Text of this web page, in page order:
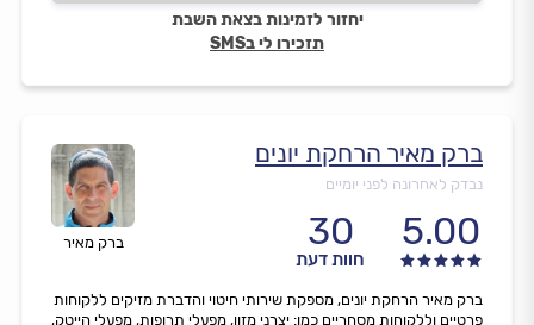
יחזור לזמינות בצאת השבת
תזכירו לי בSMS
ברק מאיר
ברק מאיר הרחקת יונים
נבדק לאחרונה לפני יומיים
5.00
30
חוות דעת
ברק מאיר הרחקת יונים, מספקת שירותי חיטוי והדברת מזיקים ללקוחות
פרטיים וללקוחות מסחריים כמו: יצרני מזון, מפעלי תרופות, מפעלי הייטק,